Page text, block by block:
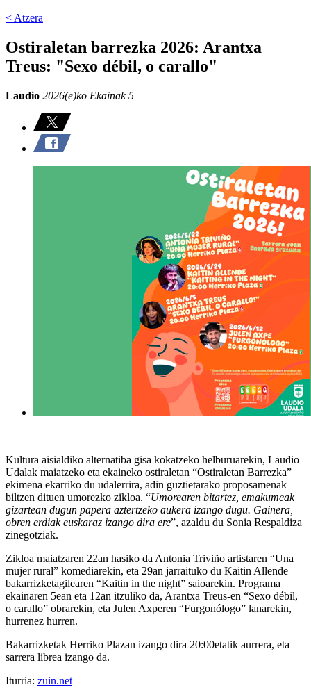
< Atzera
Ostiraletan barrezka 2026: Arantxa
Treus: "Sexo débil, o carallo"
Laudio 2026(e)ko Ekainak 5
Kultura aisialdiko alternatiba gisa kokatzeko helburuarekin, Laudio
Udalak maiatzeko eta ekaineko ostiraletan “Ostiraletan Barrezka”
ekimena ekarriko du udalerrira, adin guztietarako proposamenak
biltzen dituen umorezko zikloa. “Umorearen bitartez, emakumeak
gizartean dugun papera aztertzeko aukera izango dugu. Gainera,
obren erdiak euskaraz izango dira ere”, azaldu du Sonia Respaldiza
zinegotziak.
Zikloa maiatzaren 22an hasiko da Antonia Triviño artistaren “Una
mujer rural” komediarekin, eta 29an jarraituko du Kaitin Allende
bakarrizketagilearen “Kaitin in the night” saioarekin. Programa
ekainaren 5ean eta 12an itzuliko da, Arantxa Treus-en “Sexo débil,
o carallo” obrarekin, eta Julen Axperen “Furgonólogo” lanarekin,
hurrenez hurren.
Bakarrizketak Herriko Plazan izango dira 20:00etatik aurrera, eta
sarrera librea izango da.
Iturria: zuin.net